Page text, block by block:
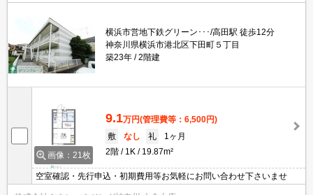
横浜市営地下鉄グリーン･･･/高田駅 徒歩12分
神奈川県横浜市港北区下田町５丁目
築23年
2階建
画像：21枚
9.1万円(管理費等：6,500円)
敷
なし 礼
1ヶ月
2階
1K 19.87m²
空室確認・先行申込・初期費用等お気軽にお問い合わせ下さいませ